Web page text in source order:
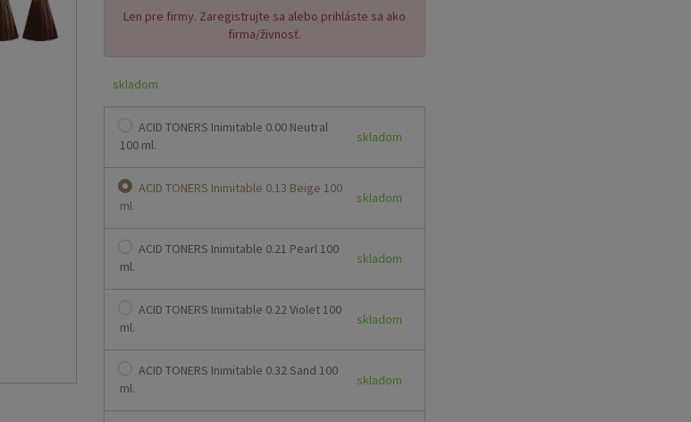
Len pre firmy. Zaregistrujte sa alebo prihláste sa ako
firma/živnosť.
skladom
ACID TONERS Inimitable 0.00 Neutral
100 ml.
skladom
ACID TONERS Inimitable 0.13 Beige 100
ml.
skladom
ACID TONERS Inimitable 0.21 Pearl 100
ml.
skladom
ACID TONERS Inimitable 0.22 Violet 100
ml.
skladom
ACID TONERS Inimitable 0.32 Sand 100
ml.
skladom